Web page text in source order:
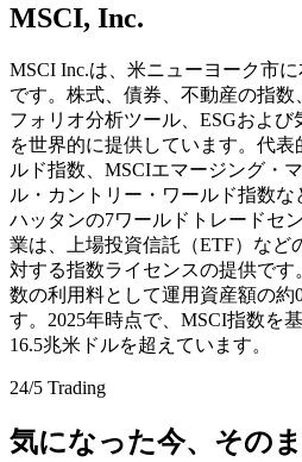
MSCI, Inc.
MSCI Inc.は、米ニューヨーク市
です。株式、債券、不動産の指数
フォリオ分析ツール、ESGおよ
を世界的に提供しています。代
ルド指数、MSCIエマージング・
ル・カントリー・ワールド指数
ハッタンの7ワールドトレードセ
業は、上場投資信託（ETF）など
対する指数ライセンスの提供で
数の利用料として運用資産額の約
す。2025年時点で、MSCI指数を
16.5兆米ドルを超えています。
24/5 Trading
気になった今、その